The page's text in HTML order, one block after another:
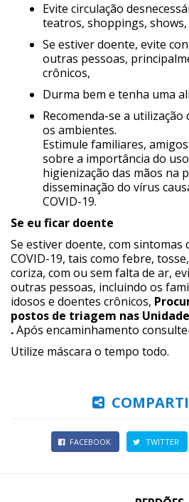
Evite circulação
teatros, shoppings, shows,
Se estiver doente, evite
outras pessoas,
crônicos,
Durma bem e tenha uma
Recomenda-se a utilização
os ambientes.
Estimule familiares,
sobre a importância do
higienização das mãos na
disseminação do vírus
COVID-19.
Se eu ficar doente
Se estiver doente, com sintomas
COVID-19, tais como febre,
coriza, com ou sem falta de ar,
outras pessoas, incluindo os
idosos e doentes crônicos,
postos de triagem nas
.Após encaminhamento
Utilize máscara o tempo todo.
FACEBOOK TWITTER